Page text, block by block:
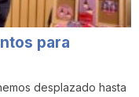
para
desplazado hasta